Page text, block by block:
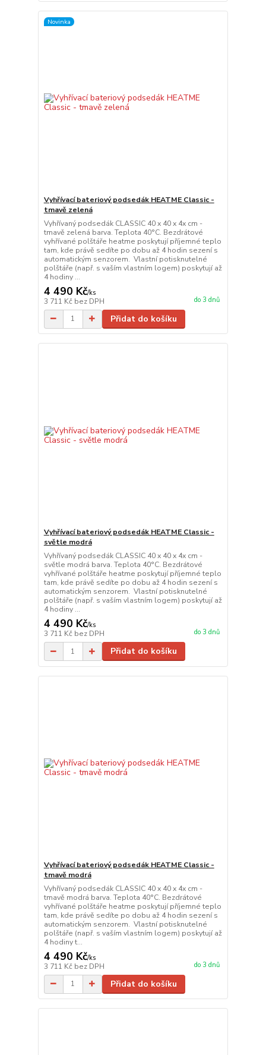
Novinka
Vyhřívací bateriový podsedák HEATME Classic -
tmavě zelená
Vyhřívaný podsedák CLASSIC 40 x 40 x 4x cm -
tmavě zelená barva. Teplota 40°C. Bezdrátové
vyhřívané polštáře heatme poskytují příjemné teplo
tam, kde právě sedíte po dobu až 4 hodin sezení s
automatickým senzorem. Vlastní potisknutelné
polštáře (např. s vaším vlastním logem) poskytují až
4 hodiny ...
4 490 Kč/ks
3 711 Kč bez DPH do 3 dnů
Přidat do košíku
Vyhřívací bateriový podsedák HEATME Classic -
světle modrá
Vyhřívaný podsedák CLASSIC 40 x 40 x 4x cm -
světle modrá barva. Teplota 40°C. Bezdrátové
vyhřívané polštáře heatme poskytují příjemné teplo
tam, kde právě sedíte po dobu až 4 hodin sezení s
automatickým senzorem. Vlastní potisknutelné
polštáře (např. s vaším vlastním logem) poskytují až
4 hodiny ...
4 490 Kč/ks
3 711 Kč bez DPH do 3 dnů
Přidat do košíku
Vyhřívací bateriový podsedák HEATME Classic -
tmavě modrá
Vyhřívaný podsedák CLASSIC 40 x 40 x 4x cm -
tmavě modrá barva. Teplota 40°C. Bezdrátové
vyhřívané polštáře heatme poskytují příjemné teplo
tam, kde právě sedíte po dobu až 4 hodin sezení s
automatickým senzorem. Vlastní potisknutelné
polštáře (např. s vaším vlastním logem) poskytují až
4 hodiny t...
4 490 Kč/ks
3 711 Kč bez DPH do 3 dnů
Přidat do košíku